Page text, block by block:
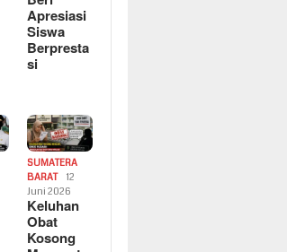
Apresiasi
Siswa
Berpresta
si
SUMATERA
BARAT
12
Juni 2026
Keluhan
Obat
Kosong